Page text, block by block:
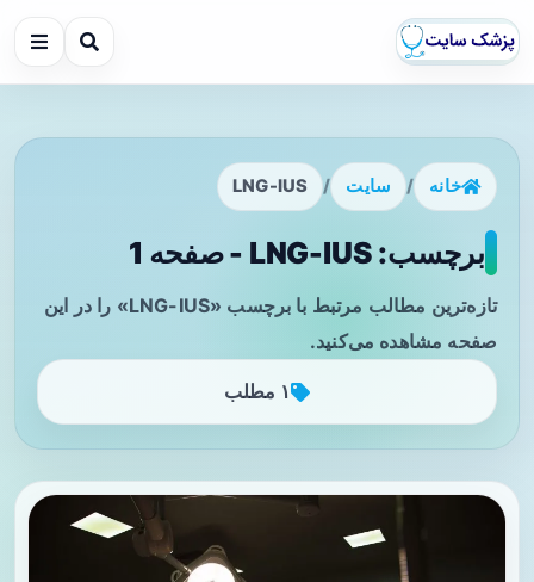
خانه / سایت /
LNG-IUS
برچسب: LNG-IUS - صفحه 1
تازه‌ترین مطالب مرتبط با برچسب «LNG-IUS» را در این
صفحه مشاهده می‌کنید.
۱ مطلب